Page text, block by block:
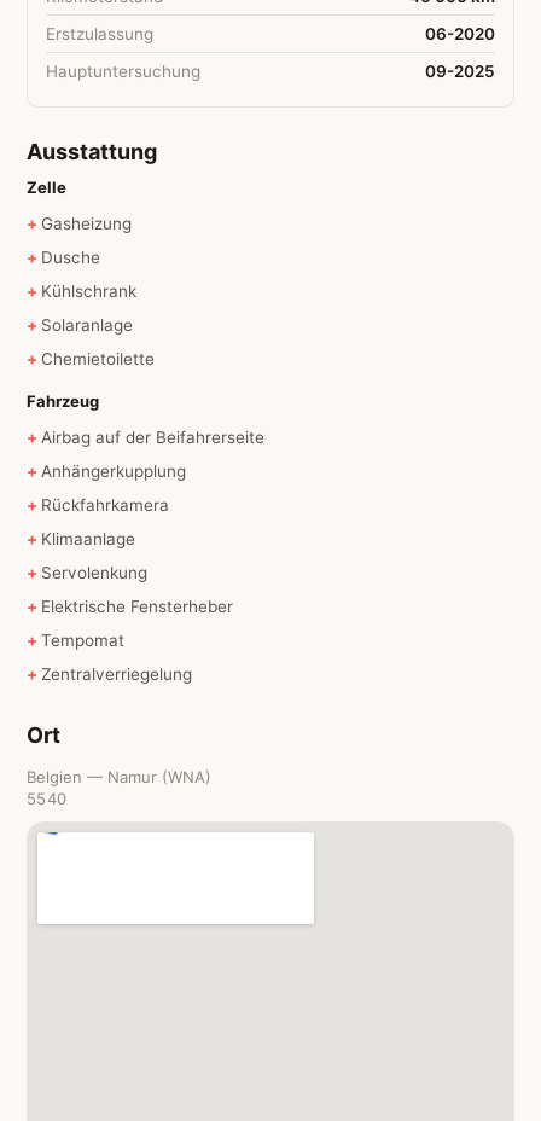
Erstzulassung
06-2020
Hauptuntersuchung
09-2025
Ausstattung
Zelle
Gasheizung
Dusche
Kühlschrank
Solaranlage
Chemietoilette
Fahrzeug
Airbag auf der Beifahrerseite
Anhängerkupplung
Rückfahrkamera
Klimaanlage
Servolenkung
Elektrische Fensterheber
Tempomat
Zentralverriegelung
Ort
Belgien — Namur (WNA)
5540